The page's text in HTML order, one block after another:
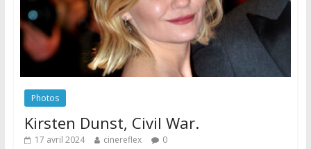
Photos
Kirsten Dunst, Civil War.
17 avril 2024 cinereflex 0